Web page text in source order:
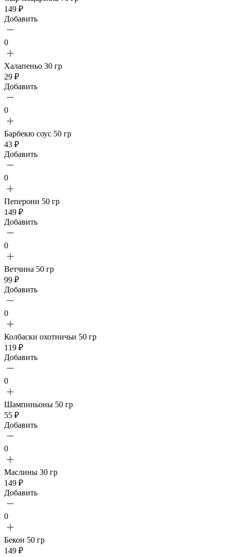
149 ₽
Добавить
0
Халапеньо 30 гр
29 ₽
Добавить
0
Барбекю соус 50 гр
43 ₽
Добавить
0
Пеперони 50 гр
149 ₽
Добавить
0
Ветчина 50 гр
99 ₽
Добавить
0
Колбаски охотничьи 50 гр
119 ₽
Добавить
0
Шампиньоны 50 гр
55 ₽
Добавить
0
Маслины 30 гр
149 ₽
Добавить
0
Бекон 50 гр
149 ₽